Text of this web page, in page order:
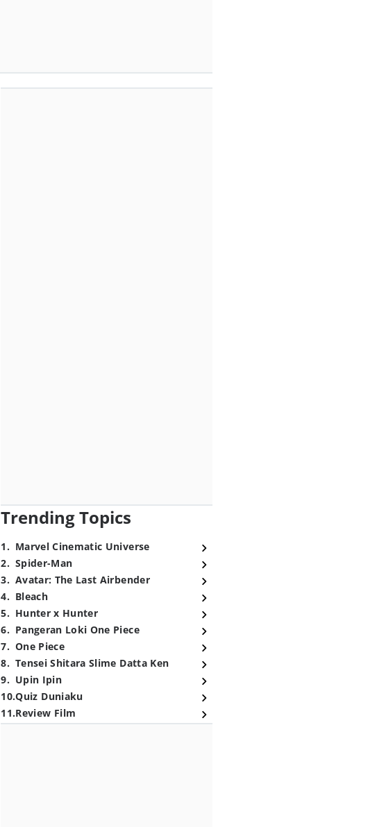
Trending Topics
1. Marvel Cinematic Universe
2. Spider-Man
3. Avatar: The Last Airbender
4. Bleach
5. Hunter x Hunter
6. Pangeran Loki One Piece
7. One Piece
8. Tensei Shitara Slime Datta Ken
9. Upin Ipin
10.Quiz Duniaku
11.Review Film